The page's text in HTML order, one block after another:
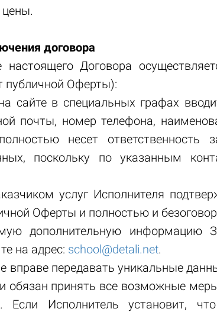
договора
настоящего Договора
публичной Оферты):
сайте в специальных графах
почты, номер телефона,
несет ответственность
поскольку по указанным
услуг Исполнителя
Оферты и полностью и
дополнительную информацию
на адрес: school@detali.net.
вправе передавать уникальные
обязан принять все возможные
Если Исполнитель установит,